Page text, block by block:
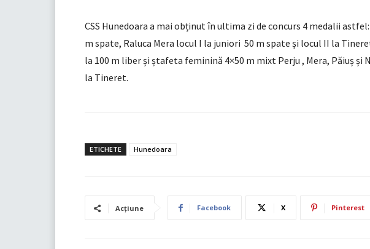
CSS Hunedoara a mai obținut în ultima zi de concurs 4 medalii
m spate, Raluca Mera locul I la juniori 50 m spate și locul II la
la 100 m liber și ștafeta feminină 4×50 m mixt Perju , Mera, Păiuș și
la Tineret.
ETICHETE Hunedoara
Acțiune Facebook X Pinterest